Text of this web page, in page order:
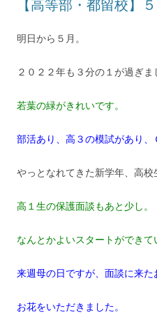
【高等部・都留校】
明日から５月。
２０２２年も３分の１が過ぎま
若葉の緑がきれいです。
部活あり、高３の模試があり、
やっとなれてきた新学年、高校
高１生の保護面談もあと少し。
なんとかよいスタートができて
来週母の日ですが、面談に来た
お花をいただきました。